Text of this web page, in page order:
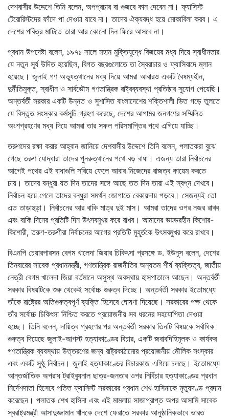
দেশবাসীর উদ্দেশে তিনি বলেন, অপপ্রচার বা গুজবে কান দেবেন না। ফ্যাসিস্ট
টেরোরিস্টদের ফাঁদে পা দেওয়া যাবে না। তাদের ঐক্যবদ্ধ হয়ে মোকাবিলা করব। এ
দেশের পবিত্র মাটিতে তারা আর কোনো দিন ফিরে আসবে না।
প্রধান উপদেষ্টা বলেন, ১৯৭১ সালে মহান মুক্তিযুদ্ধে বিজয়ের মধ্য দিয়ে স্বাধীনতার
যে নতুন সূর্য উদিত হয়েছিল, বিগত বছরগুলোতে তা স্বৈরাচার ও ফ্যাসিবাদে ম্লান
হয়েছে। জুলাই গণ অভ্যুত্থানের মধ্য দিয়ে আমরা আবারও একটি বৈষম্যহীন,
দুর্নীতিমুক্ত, স্বাধীন ও সার্বভৌম গণতান্ত্রিক রাষ্ট্রব্যবস্থা প্রতিষ্ঠার সুযোগ পেয়েছি।
অন্তর্বর্তী সরকার একটি উন্নত ও সুশাসিত বাংলাদেশের শক্তিশালী ভিত গড়ে তুলতে
যে বিস্তৃত সংস্কার কর্মসূচি গ্রহণ করেছে, দেশের আপামর জনগণের সম্মিলিত
অংশগ্রহণের মধ্য দিয়ে আমরা তার সফল পরিসমাপ্তির পথে এগিয়ে যাচ্ছি।
তরুণদের রক্ষা করার আহ্বান জানিয়ে দেশবাসীর উদ্দেশে তিনি বলেন, পলাতকরা বুঝে
গেছে তরুণ যোদ্ধারা তাদের পুনরুত্থানের পথে বড় বাধা। এজন্য তারা নির্বাচনের
আগেই পথের এই বাধাগুলি সরিয়ে ফেলে আবার নিজেদের রাজত্ব কায়েম করতে
চায়। তাদের বন্ধুরা যত দিন তাদের সঙ্গে আছে তত দিন তারা এই স্বপ্ন দেখবে।
নির্বাচন হয়ে গেলে তাদের বন্ধুরা সমর্থন জোগাতে বেকায়দায় পড়বে। সেজন্যই তো
এত তাড়াহুড়া। নির্বাচনের আর বাকি মাত্র দুই মাস। আমরা তাদের ওপর নজর রাখব
এবং বাকি দিনের প্রতিটি দিন উৎসবমুখর করে রাখব। আমাদের ভয়ডরহীন কিশোর-
কিশোরী, তরুণ-তরুণীরা নির্বাচনের আগের প্রতিটি মুহূর্তকে উৎসবমুখর করে রাখবে।
বিএনপি চেয়ারপারসন বেগম খালেদা জিয়ার চিকিৎসা প্রসঙ্গে ড. ইউনূস বলেন, দেশের
তিনবারের সাবেক প্রধানমন্ত্রী, গণতান্ত্রিক রাজনীতির অন্যতম শীর্ষ ব্যক্তিত্ব, জাতীয়
নেত্রী বেগম খালেদা জিয়া বর্তমানে অসুস্থ অবস্থায় হাসপাতালে আছেন। অন্তর্বর্তী
সরকার বিষয়টিকে শুরু থেকেই সর্বোচ্চ গুরুত্ব দিচ্ছে। অন্তর্বর্তী সরকার ইতোমধ্যে
তাঁকে রাষ্ট্রের অতিগুরুত্বপূর্ণ ব্যক্তি হিসেবে ঘোষণা দিয়েছে। সরকারের পক্ষ থেকে
তাঁর সর্বোচ্চ চিকিৎসা নিশ্চিত করতে প্রয়োজনীয় সব ধরনের সহযোগিতা দেওয়া
হচ্ছে। তিনি বলেন, দায়িত্ব গ্রহণের পর অন্তর্বর্তী সরকার তিনটি বিষয়কে সর্বাধিক
গুরুত্ব দিয়েছে জুলাই-আগস্ট হত্যাকাণ্ডের বিচার, একটি জবাবদিহিমূলক ও কার্যকর
গণতান্ত্রিক ব্যবস্থায় উত্তরণের জন্য রাষ্ট্রকাঠামোর প্রয়োজনীয় মৌলিক সংস্কার
এবং একটি সুষ্ঠু নির্বাচন। জুলাই হত্যাকাণ্ডের বিচারকাজ এগিয়ে চলছে। ইতোমধ্যে
আন্তর্জাতিক অপরাধ ট্রাইব্যুনাল ছাত্র-জনতার ওপর নির্বিচার হত্যাকাণ্ডের প্রধান
নির্দেশদাতা হিসেবে পতিত ফ্যাসিস্ট সরকারের প্রধান শেখ হাসিনাকে মৃত্যুদণ্ড প্রদান
করেছেন। পলাতক শেখ হাসিনা এবং এই মামলায় সাজাপ্রাপ্ত অপর আসামি সাবেক
স্বরাষ্ট্রমন্ত্রী আসাদুজ্জামান খাঁনকে দেশে ফেরাতে সরকার আনুষ্ঠানিকভাবে ভারত